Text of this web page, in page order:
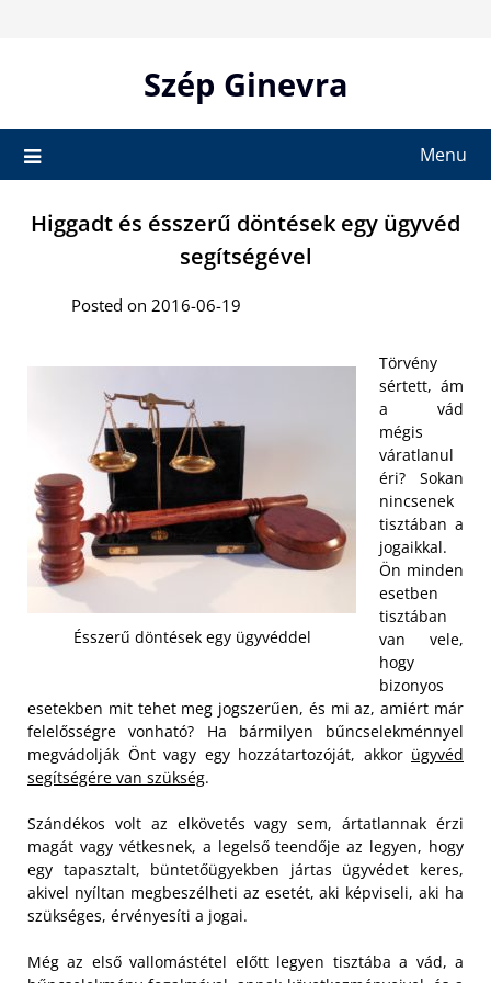
Szép Ginevra
Menu
Higgadt és ésszerű döntések egy ügyvéd
segítségével
Posted on 2016-06-19
Ésszerű döntések egy ügyvéddel
Törvény
sértett, ám
a vád
mégis
váratlanul
éri? Sokan
nincsenek
tisztában a
jogaikkal.
Ön minden
esetben
tisztában
van vele,
hogy
bizonyos
esetekben mit tehet meg jogszerűen, és mi az, amiért már
felelősségre vonható? Ha bármilyen bűncselekménnyel
megvádolják Önt vagy egy hozzátartozóját, akkor ügyvéd
segítségére van szükség.
Szándékos volt az elkövetés vagy sem, ártatlannak érzi
magát vagy vétkesnek, a legelső teendője az legyen, hogy
egy tapasztalt, büntetőügyekben jártas ügyvédet keres,
akivel nyíltan megbeszélheti az esetét, aki képviseli, aki ha
szükséges, érvényesíti a jogai.
Még az első vallomástétel előtt legyen tisztába a vád, a